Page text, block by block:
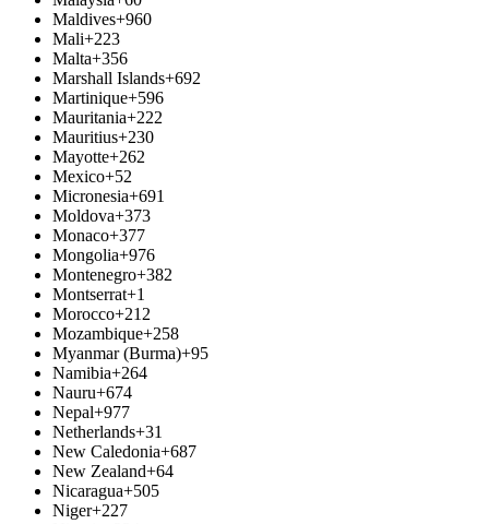
Maldives+960
Mali+223
Malta+356
Marshall Islands+692
Martinique+596
Mauritania+222
Mauritius+230
Mayotte+262
Mexico+52
Micronesia+691
Moldova+373
Monaco+377
Mongolia+976
Montenegro+382
Montserrat+1
Morocco+212
Mozambique+258
Myanmar (Burma)+95
Namibia+264
Nauru+674
Nepal+977
Netherlands+31
New Caledonia+687
New Zealand+64
Nicaragua+505
Niger+227